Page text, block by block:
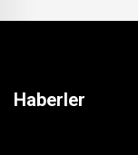
Haberler